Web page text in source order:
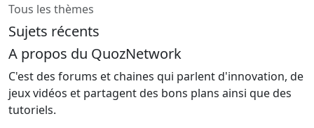
Tous les thèmes
Sujets récents
A propos du QuozNetwork
C'est des forums et chaines qui parlent d'innovation, de
jeux vidéos et partagent des bons plans ainsi que des
tutoriels.